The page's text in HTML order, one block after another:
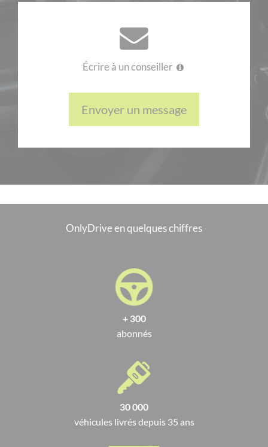
Écrire à un conseiller
Envoyer un message
OnlyDrive en quelques chiffres
+ 300
abonnés
30 000
véhicules livrés depuis 35 ans